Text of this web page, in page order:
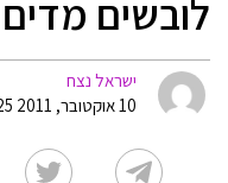
לובשים
ישראל נצח
10 אוקטובר, 2011 00:25